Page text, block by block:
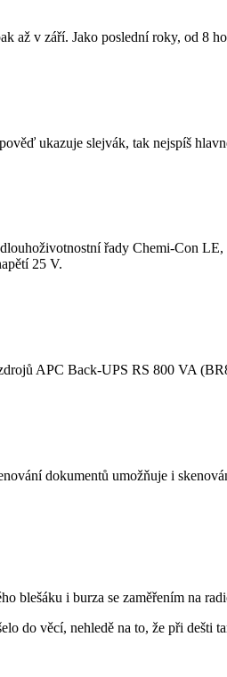
až v září. Jako poslední roky, od 8
ukazuje slejvák, tak nejspíš
řady Chemi-Con
25 V.
APC Back-UPS RS 800 VA
dokumentů umožňuje i
blešáku i burza se zaměřením na
do věcí, nehledě na to, že při dešti